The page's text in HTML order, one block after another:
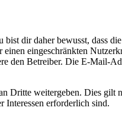
dir daher bewusst, dass
eingeschränkten
den Betreiber. Die E-Mail-
Dritte weitergeben. Dies
Interessen erforderlich sind.